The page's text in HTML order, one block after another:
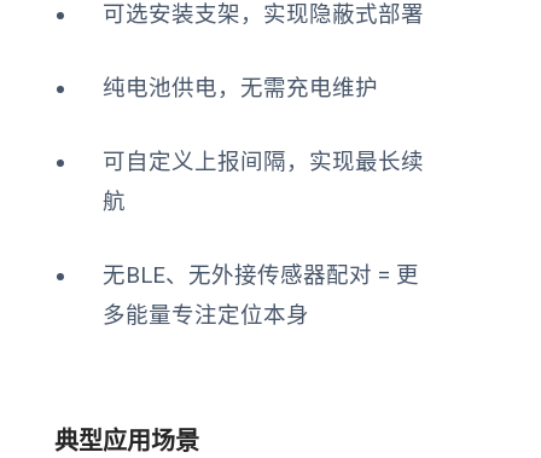
可选安装支架，实现隐蔽式部署
纯电池供电，无需充电维护
可自定义上报间隔，实现最长续
航
无BLE、无外接传感器配对 = 更
多能量专注定位本身
典型应用场景